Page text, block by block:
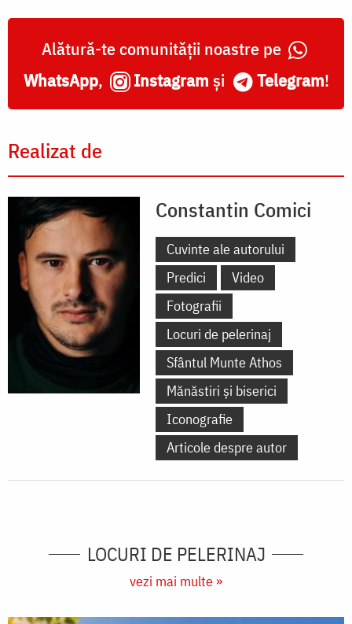
Alătură-te comunității noastre pe
WhatsApp, Instagram și Telegram!
Realizat de
Constantin Comici
Cuvinte ale autorului
Predici
Video
Fotografii
Locuri de pelerinaj
Sfântul Munte Athos
Mănăstiri și biserici
Iconografie
Articole despre autor
LOCURI DE PELERINAJ
vezi mai multe »